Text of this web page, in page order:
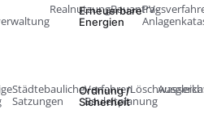
Realnutzung
Städtebauliche
Satzungen
Verfahren
Bauleitplanung
Erneuerbare
Energien
PV-
Ordnung /
Sicherheit